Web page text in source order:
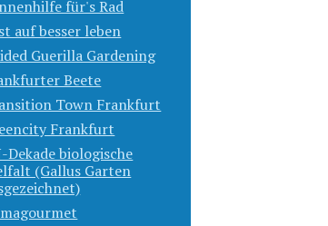
für's Rad
auf besser leben
Guerilla Gardening
Beete
Town Frankfurt
Frankfurt
Dekade biologische
(Gallus Garten